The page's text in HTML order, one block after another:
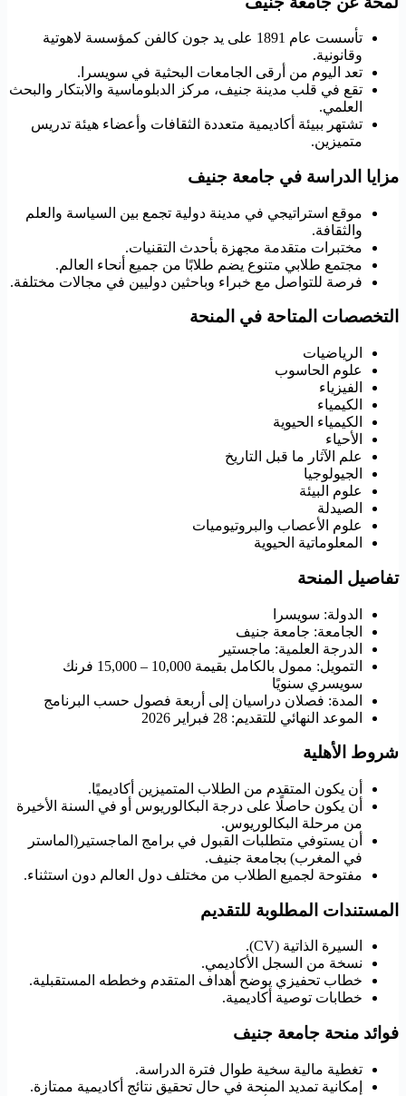
تأسست عام 1891 على يد جون كالفن كمؤسسة لاهوتية
وقانونية.
تعد اليوم من أرقى الجامعات البحثية في سويسرا.
تقع في قلب مدينة جنيف، مركز الدبلوماسية والابتكار والبحث
العلمي.
تشتهر ببيئة أكاديمية متعددة الثقافات وأعضاء هيئة تدريس
متميزين.
مزايا الدراسة في جامعة جنيف
موقع استراتيجي في مدينة دولية تجمع بين السياسة والعلم
والثقافة.
مختبرات متقدمة مجهزة بأحدث التقنيات.
مجتمع طلابي متنوع يضم طلابًا من جميع أنحاء العالم.
فرصة للتواصل مع خبراء وباحثين دوليين في مجالات مختلفة.
التخصصات المتاحة في المنحة
الرياضيات
علوم الحاسوب
الفيزياء
الكيمياء
الكيمياء الحيوية
الأحياء
علم الآثار ما قبل التاريخ
الجيولوجيا
علوم البيئة
الصيدلة
علوم الأعصاب والبروتيوميات
المعلوماتية الحيوية
تفاصيل المنحة
الدولة: سويسرا
الجامعة: جامعة جنيف
الدرجة العلمية: ماجستير
التمويل: ممول بالكامل بقيمة 10,000 – 15,000 فرنك
سويسري سنويًا
المدة: فصلان دراسيان إلى أربعة فصول حسب البرنامج
الموعد النهائي للتقديم: 28 فبراير 2026
شروط الأهلية
أن يكون المتقدم من الطلاب المتميزين أكاديميًا.
أن يكون حاصلًا على درجة البكالوريوس أو في السنة الأخيرة
من مرحلة البكالوريوس.
أن يستوفي متطلبات القبول في برامج الماجستير(الماستر
في المغرب) بجامعة جنيف.
مفتوحة لجميع الطلاب من مختلف دول العالم دون استثناء.
المستندات المطلوبة للتقديم
السيرة الذاتية (CV).
نسخة من السجل الأكاديمي.
خطاب تحفيزي يوضح أهداف المتقدم وخططه المستقبلية.
خطابات توصية أكاديمية.
فوائد منحة جامعة جنيف
تغطية مالية سخية طوال فترة الدراسة.
إمكانية تمديد المنحة في حال تحقيق نتائج أكاديمية ممتازة.